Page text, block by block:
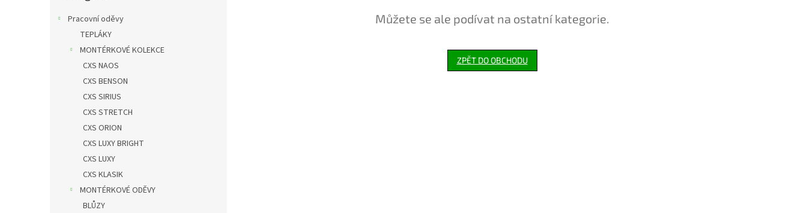
Pracovní oděvy
TEPLÁKY
MONTÉRKOVÉ KOLEKCE
CXS NAOS
CXS BENSON
CXS SIRIUS
CXS STRETCH
CXS ORION
CXS LUXY BRIGHT
CXS LUXY
CXS KLASIK
MONTÉRKOVÉ ODĚVY
BLŮZY
Můžete se ale podívat na ostatní kategorie.
ZPĚT DO OBCHODU